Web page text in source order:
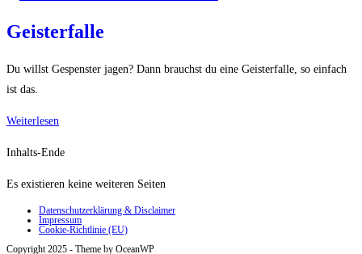
aus-
einzuklappen
Geisterfalle
Du willst Gespenster jagen? Dann brauchst du eine Geisterfalle, so einfach
ist das.
Weiterlesen
Inhalts-Ende
Es existieren keine weiteren Seiten
Datenschutzerklärung & Disclaimer
Impressum
Cookie-Richtlinie (EU)
Copyright 2025 - Theme by OceanWP